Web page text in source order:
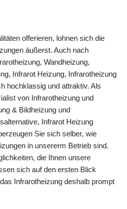
offerieren, lohnen sich die
äußerst. Auch nach
Wandheizung,
Infrarot Heizung, Infrarotheizung
hochklassig und attraktiv. Als
von Infrarotheizung und
& Bildheizung und
Infrarot Heizung
Sie sich selber, wie
in unsererm Betrieb sind.
die Ihnen unsere
sich auf den ersten Blick
Infrarotheizung deshalb prompt